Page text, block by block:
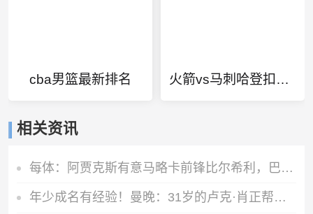
cba男篮最新排名 火箭vs马刺哈登扣篮无效
相关资讯
每体：阿贾克斯有意马略卡前锋比尔希利，巴萨拥有该球员回购权
年少成名有经验！曼晚：31岁的卢克·肖正帮助15岁的JJ适应一线队